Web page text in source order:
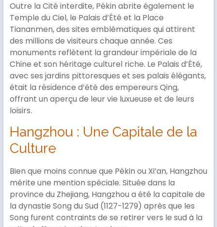
Outre la Cité interdite, Pékin abrite également le
Temple du Ciel, le Palais d’Été et la Place
Tiananmen, des sites emblématiques qui attirent
des millions de visiteurs chaque année. Ces
monuments reflètent la grandeur impériale de la
Chine et son héritage culturel riche. Le Palais d’Été,
avec ses jardins pittoresques et ses palais élégants,
était la résidence d’été des empereurs Qing,
offrant un aperçu de leur vie luxueuse et de leurs
loisirs.
Hangzhou : Une Capitale de la
Culture
Bien que moins connue que Pékin ou Xi’an, Hangzhou
mérite une mention spéciale. Située dans la
province du Zhejiang, Hangzhou a été la capitale de
la dynastie Song du Sud (1127-1279) après que les
Song furent contraints de se retirer vers le sud à la